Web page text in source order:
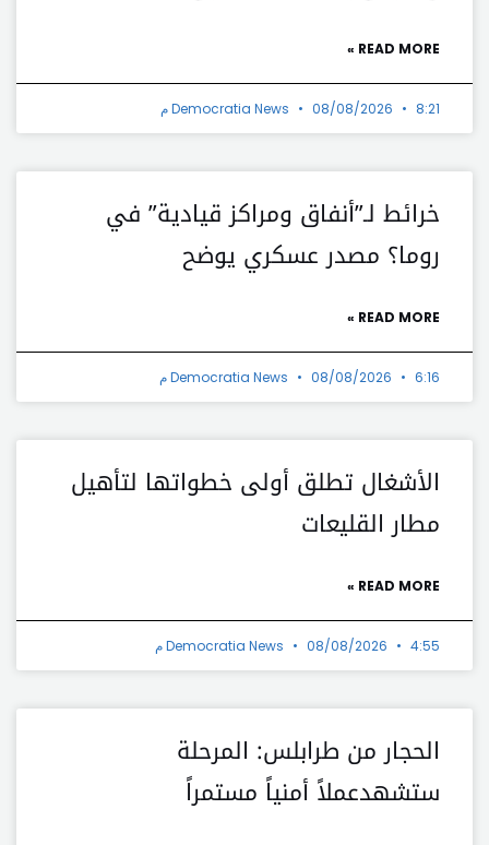
READ MORE »
Democratia News 08/08/2026 8:21 م
خرائط لـ”أنفاق ومراكز قيادية” في
روما؟ مصدر عسكري يوضح
READ MORE »
Democratia News 08/08/2026 6:16 م
الأشغال تطلق أولى خطواتها لتأهيل
مطار القليعات
READ MORE »
Democratia News 08/08/2026 4:55 م
الحجار من طرابلس: المرحلة
ستشهدعملاً أمنياً مستمراً